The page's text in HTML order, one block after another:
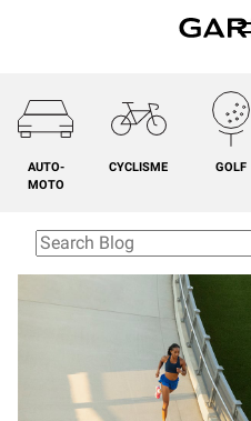
AUTO-
MOTO
CYCLISME GOLF